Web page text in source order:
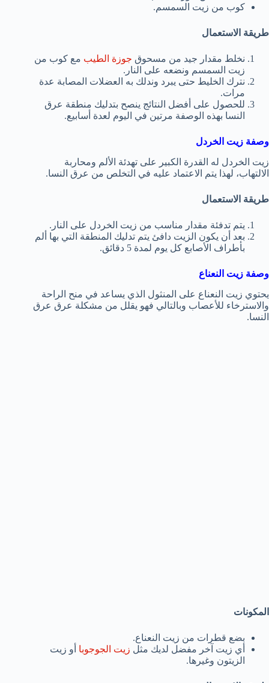
كوب من زيت السمسم.
طريقة الاستعمال
نخلط مقدار جيد من مسحوق جوزة الطيب مع كوب من
زيت السمسم ونضعه على النار.
نترك الخليط حتى يبرد وندلك به العضلات المصابة عدة
مرات.
للحصول على أفضل النتائج ينصح بتدليك منطقة عرق
النسا بهذه الوصفة مرتين في اليوم لعدة أسابيع.
وصفة زيت الخردل
زيت الخردل له القدرة الكبير على تهدئة الألم ومحاربة
الالتهاب، لهذا يتم الاعتماد عليه في التخلص من عرق النسا.
طريقة الاستعمال
يتم تدفئة مقدار مناسب من زيت الخردل على النار.
بعد أن يكون الزيت دافئ يتم تدليك المنطقة التي بها ألم
بأطراف الأصابع كل يوم لمدة 5 دقائق.
وصفة زيت النعناع
يحتوي زيت النعناع على المنثول الذي يساعد في منح الراحة
والاسترخاء للأعصاب وبالتالي فهو يقلل من مشكلة عرق عرق
النسا.
المكونات
بضع قطرات من زيت النعناع.
أي زيت آخر مفضل لديك مثل زيت الجوجوبا أو زيت
الزيتون وغيرها.